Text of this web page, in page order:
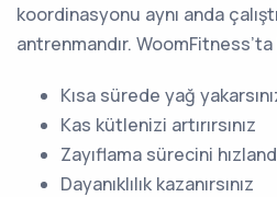
koordinasyonu aynı anda
antrenmandır.
Kısa sürede yağ
Kas kütlenizi artırırsınız
Zayıflama sürecini
Dayanıklılık kazanırsınız